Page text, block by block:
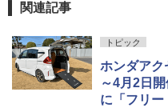
関連記事
トピック
ホンダアク
～4月2日
に「フリー